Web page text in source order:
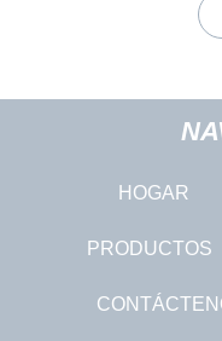
HOGAR
PRODUCTOS